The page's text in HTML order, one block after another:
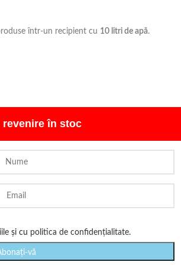
într-un recipient cu 10 litri de apă.
revenire în stoc
și cu politica de confidențialitate.